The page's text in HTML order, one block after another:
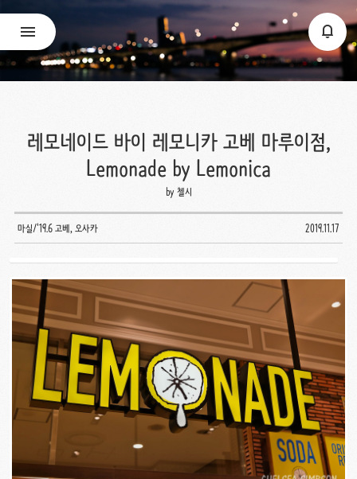
레모네이드 바이 레모니카 고베 마루이점,
Lemonade by Lemonica
by 첼시
마실/'19.6 고베, 오사카 2019.11.17